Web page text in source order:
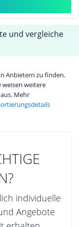
und vergleiche
Anbietern zu finden.
weisen weitere
Mehr
individuelle
Angebote